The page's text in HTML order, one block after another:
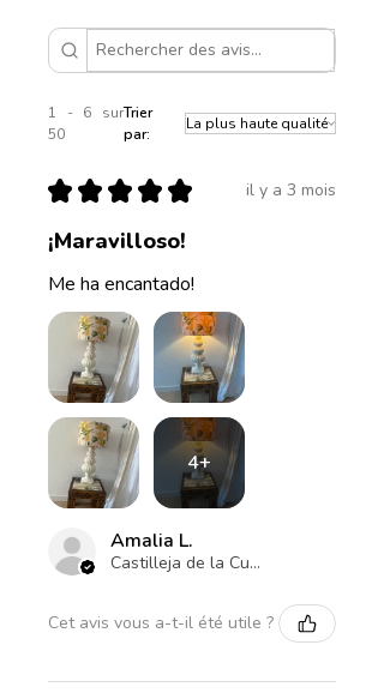
1 - 6 sur
50
Trier
par:
★ ★ ★ ★ ★ il y a 3 mois
¡Maravilloso!
Me ha encantado!
4+
Amalia L.
Castilleja de la Cuesta , ES-AN
Cet avis vous a-t-il été utile ?